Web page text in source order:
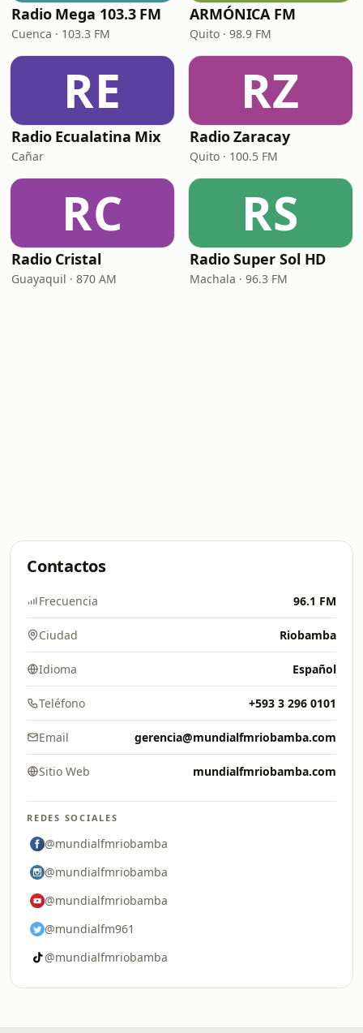
Radio Mega 103.3 FM
Cuenca · 103.3 FM
ARMÓNICA FM
Quito · 98.9 FM
RE
Radio Ecualatina Mix
Cañar
RZ
Radio Zaracay
Quito · 100.5 FM
RC
Radio Cristal
Guayaquil · 870 AM
RS
Radio Super Sol HD
Machala · 96.3 FM
Contactos
Frecuencia 96.1 FM
Ciudad Riobamba
Idioma Español
Teléfono +593 3 296 0101
Email gerencia@mundialfmriobamba.com
Sitio Web mundialfmriobamba.com
REDES SOCIALES
@mundialfmriobamba
@mundialfmriobamba
@mundialfmriobamba
@mundialfm961
@mundialfmriobamba